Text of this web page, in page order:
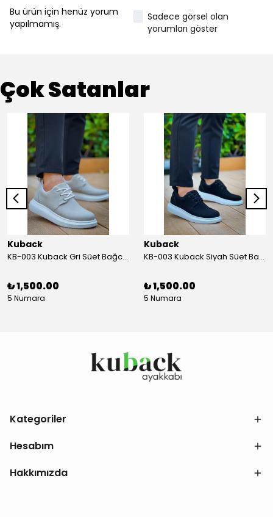
Bu ürün için henüz yorum
yapılmamış.
Sadece görsel olan
yorumları göster
Çok Satanlar
Kuback
KB-003 Kuback Gri Süet Bağcıklı Günlük Erkek Ayakkabı
₺ 1,500.00
5 Numara
Kuback
KB-003 Kuback Siyah Süet Bağcıklı Günlük Erkek Ayakkabı
₺ 1,500.00
5 Numara
Kategoriler
Hesabım
Hakkımızda